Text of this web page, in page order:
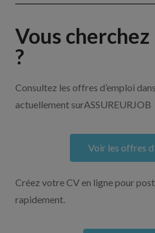
Vous
?
Consultez les offres d’emploi
actuellement surASSUREURJOB
Voir les offres
Créez votre CV en ligne pour
rapidement.